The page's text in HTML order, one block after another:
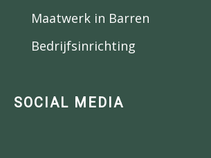
Maatwerk in Barren
Bedrijfsinrichting
SOCIAL MEDIA